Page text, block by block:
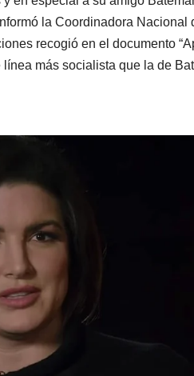
la Coordinadora Nacional
recogió en el documento
más socialista que la de